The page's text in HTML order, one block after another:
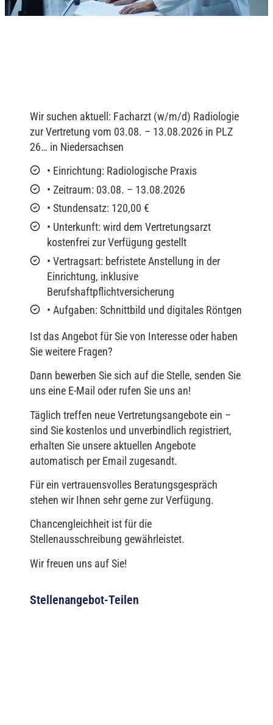
Wir suchen aktuell: Facharzt (w/m/d) Radiologie
zur Vertretung vom 03.08. – 13.08.2026 in PLZ
26… in Niedersachsen
• Einrichtung: Radiologische Praxis
• Zeitraum: 03.08. – 13.08.2026
• Stundensatz: 120,00 €
• Unterkunft: wird dem Vertretungsarzt
kostenfrei zur Verfügung gestellt
• Vertragsart: befristete Anstellung in der
Einrichtung, inklusive
Berufshaftpflichtversicherung
• Aufgaben: Schnittbild und digitales Röntgen
Ist das Angebot für Sie von Interesse oder haben
Sie weitere Fragen?
Dann bewerben Sie sich auf die Stelle, senden Sie
uns eine E-Mail oder rufen Sie uns an!
Täglich treffen neue Vertretungsangebote ein –
sind Sie kostenlos und unverbindlich registriert,
erhalten Sie unsere aktuellen Angebote
automatisch per Email zugesandt.
Für ein vertrauensvolles Beratungsgespräch
stehen wir Ihnen sehr gerne zur Verfügung.
Chancengleichheit ist für die
Stellenausschreibung gewährleistet.
Wir freuen uns auf Sie!
Stellenangebot-Teilen